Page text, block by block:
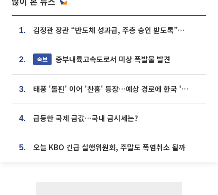
1. 김정관 장관 “반도체 성과급, 주총 승인 받도록”…상법·자본시장법 개정 시사
2. 속보 중부내륙고속도로서 미상 폭발물 발견
3. 태풍 '돌핀' 이어 '찬홈' 등장…예상 경로에 한국 '한숨'
4. 급등한 국제 금값…국내 금시세는?
5. 오늘 KBO 긴급 실행위원회, 주말도 폭염취소 될까